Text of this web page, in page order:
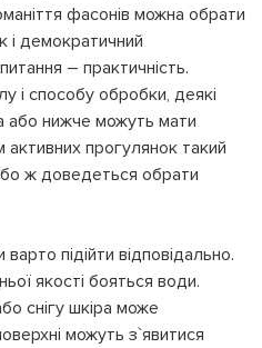
фасонів можна обрати
і демократичний
– практичність.
і способу обробки, деякі
або нижче можуть мати
прогулянок такий
ж доведеться обрати
підійти відповідально.
якості бояться води.
снігу шкіра може
можуть з`явитися